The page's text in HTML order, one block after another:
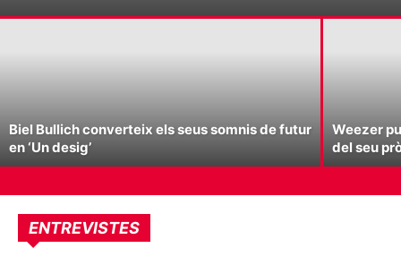
Biel Bullich converteix els seus somnis de futur
en ‘Un desig’
Weezer
del seu
ENTREVISTES